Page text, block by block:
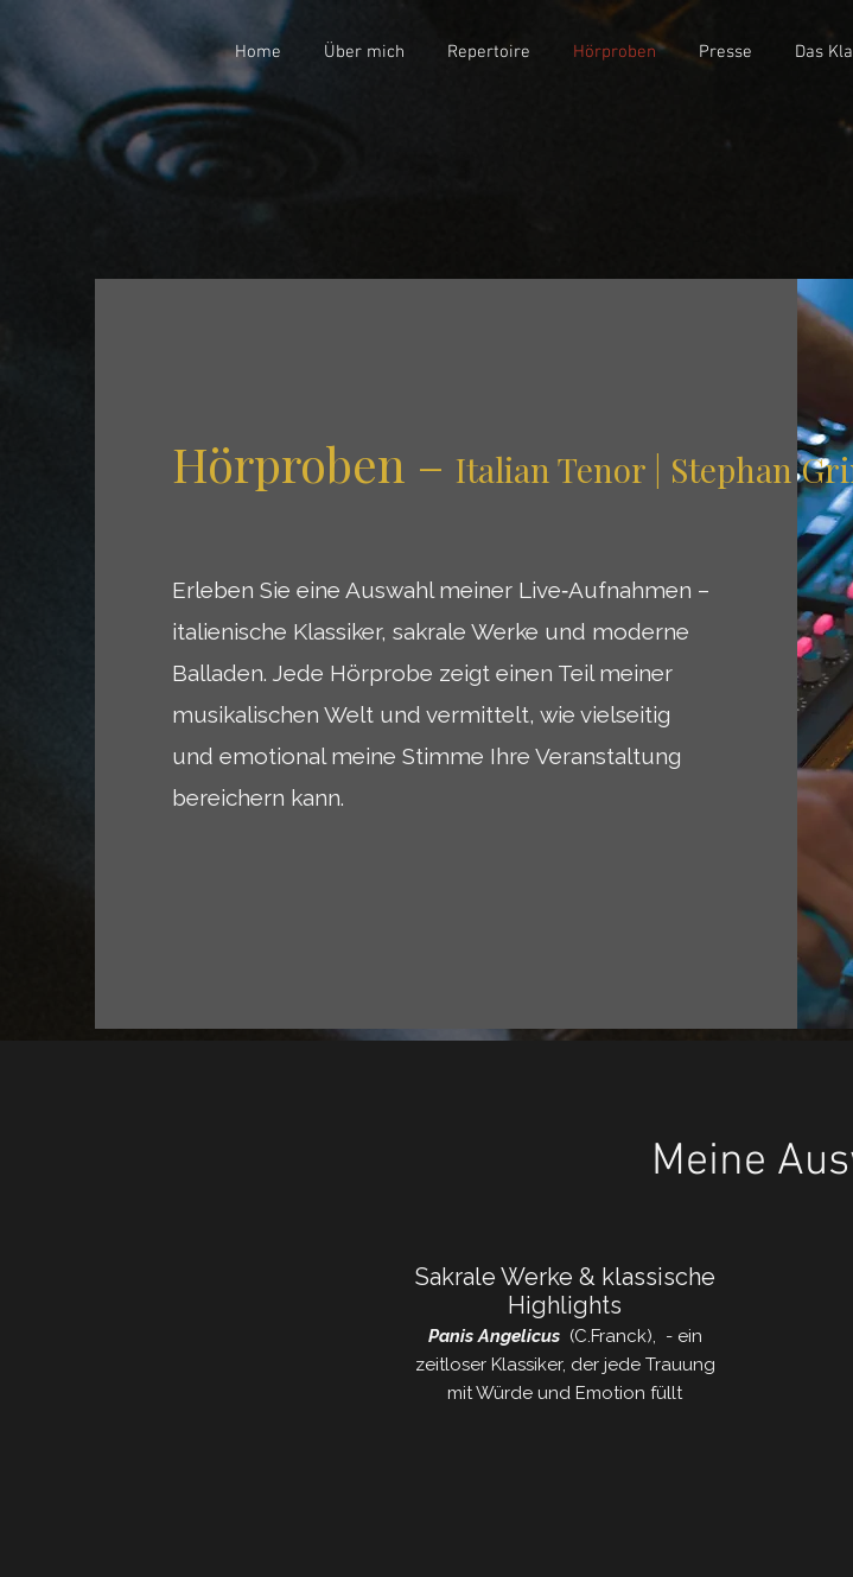
Home Über mich Repertoire Hörproben Presse Das
Hörproben – Italian Tenor | Stephan
Erleben Sie eine Auswahl meiner Live‑Aufnahmen –
italienische Klassiker, sakrale Werke und moderne
Balladen. Jede Hörprobe zeigt einen Teil meiner
musikalischen Welt und vermittelt, wie vielseitig
und emotional meine Stimme Ihre Veranstaltung
bereichern kann.
Meine
Sakrale Werke & klassische
Highlights
Panis Angelicus (C.Franck), - ein
zeitloser Klassiker, der jede Trauung
mit Würde und Emotion füllt